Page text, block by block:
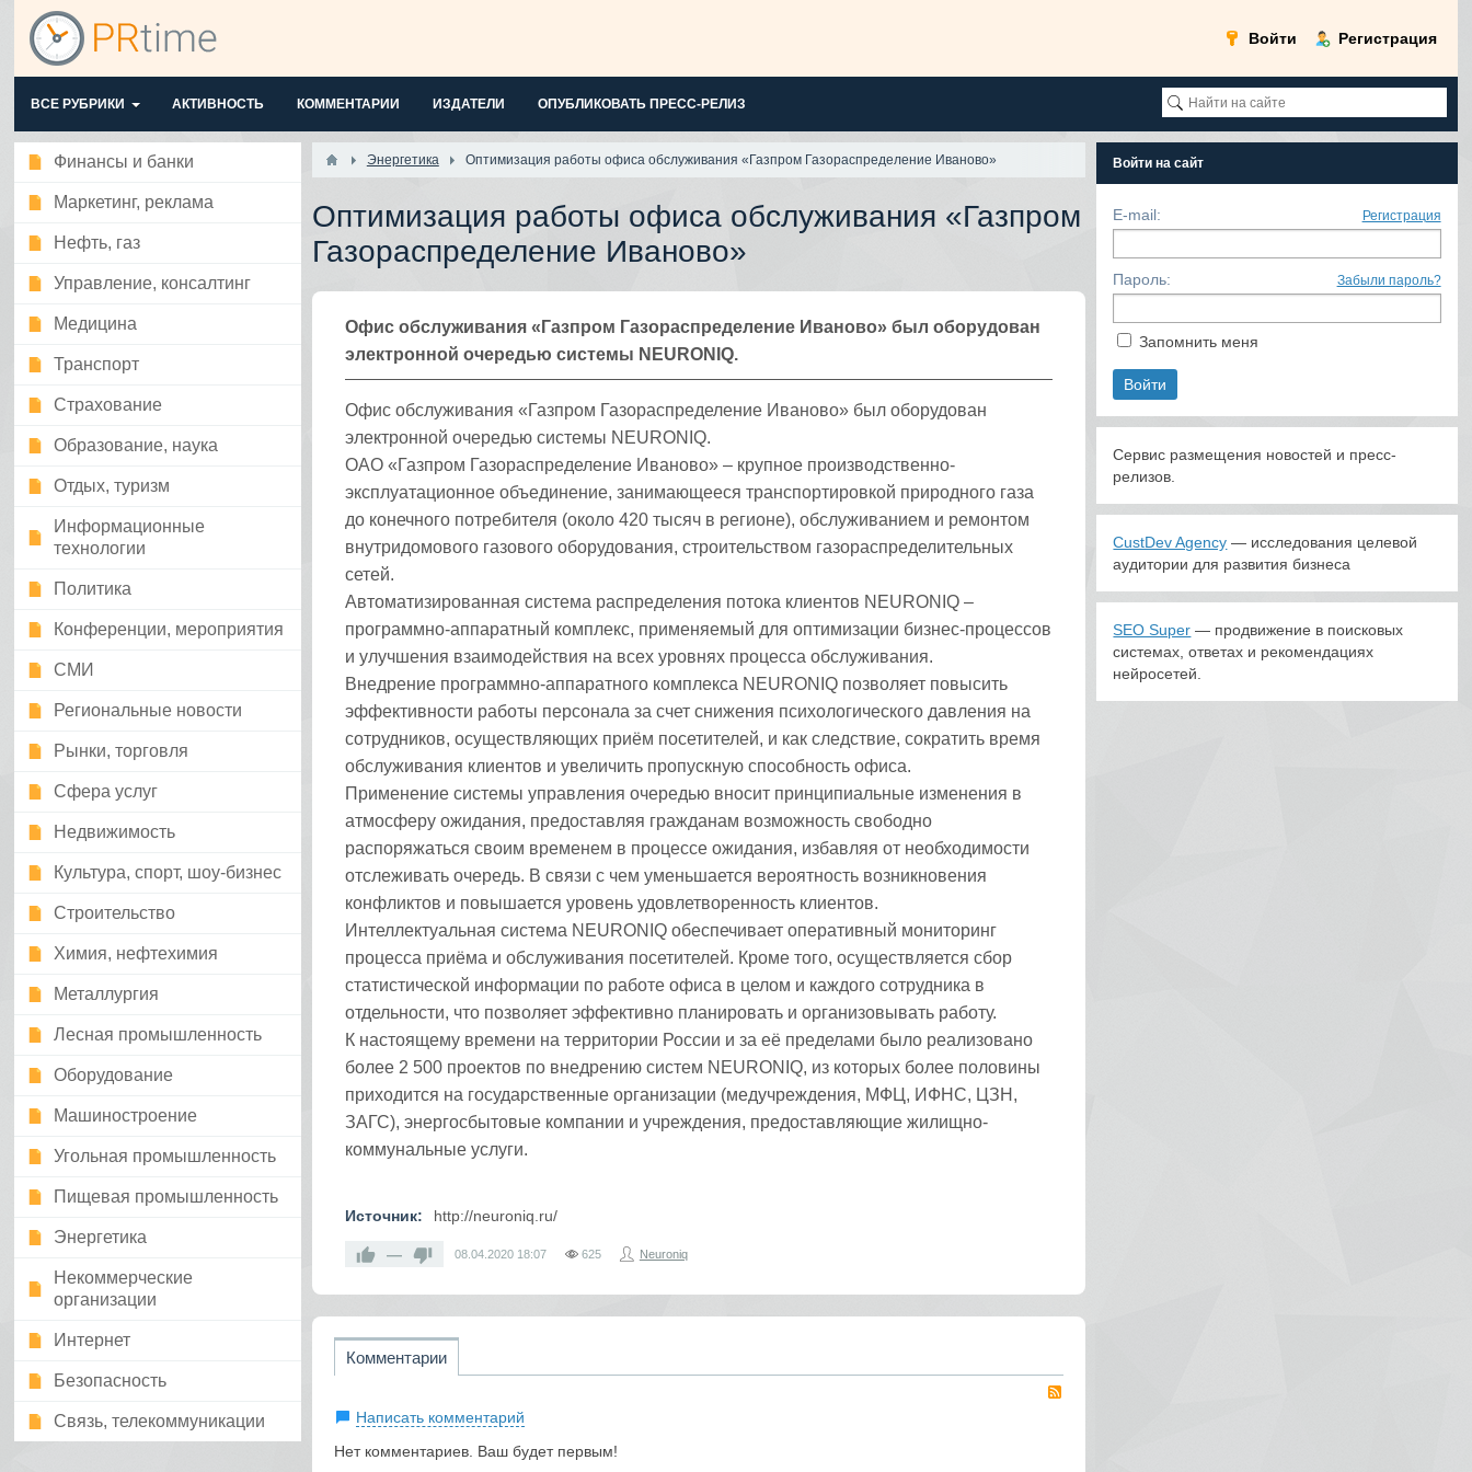
Войти Регистрация
ВСЕ РУБРИКИ АКТИВНОСТЬ КОММЕНТАРИИ ИЗДАТЕЛИ ОПУБЛИКОВАТЬ ПРЕСС-РЕЛИЗ
Финансы и банки
Маркетинг, реклама
Нефть, газ
Управление, консалтинг
Медицина
Транспорт
Страхование
Образование, наука
Отдых, туризм
Информационные
технологии
Политика
Конференции, мероприятия
СМИ
Региональные новости
Рынки, торговля
Сфера услуг
Недвижимость
Культура, спорт, шоу-бизнес
Строительство
Химия, нефтехимия
Металлургия
Лесная промышленность
Оборудование
Машиностроение
Угольная промышленность
Пищевая промышленность
Энергетика
Некоммерческие
организации
Интернет
Безопасность
Связь, телекоммуникации
Энергетика Оптимизация работы офиса обслуживания «Газпром Газораспределение Иваново»
Оптимизация работы офиса обслуживания «Газпром
Газораспределение Иваново»
Офис обслуживания «Газпром Газораспределение Иваново» был оборудован
электронной очередью системы NEURONIQ.
Офис обслуживания «Газпром Газораспределение Иваново» был оборудован
электронной очередью системы NEURONIQ.
ОАО «Газпром Газораспределение Иваново» – крупное производственно-
эксплуатационное объединение, занимающееся транспортировкой природного газа
до конечного потребителя (около 420 тысяч в регионе), обслуживанием и ремонтом
внутридомового газового оборудования, строительством газораспределительных
сетей.
Автоматизированная система распределения потока клиентов NEURONIQ –
программно-аппаратный комплекс, применяемый для оптимизации бизнес-процессов
и улучшения взаимодействия на всех уровнях процесса обслуживания.
Внедрение программно-аппаратного комплекса NEURONIQ позволяет повысить
эффективности работы персонала за счет снижения психологического давления на
сотрудников, осуществляющих приём посетителей, и как следствие, сократить время
обслуживания клиентов и увеличить пропускную способность офиса.
Применение системы управления очередью вносит принципиальные изменения в
атмосферу ожидания, предоставляя гражданам возможность свободно
распоряжаться своим временем в процессе ожидания, избавляя от необходимости
отслеживать очередь. В связи с чем уменьшается вероятность возникновения
конфликтов и повышается уровень удовлетворенность клиентов.
Интеллектуальная система NEURONIQ обеспечивает оперативный мониторинг
процесса приёма и обслуживания посетителей. Кроме того, осуществляется сбор
статистической информации по работе офиса в целом и каждого сотрудника в
отдельности, что позволяет эффективно планировать и организовывать работу.
К настоящему времени на территории России и за её пределами было реализовано
более 2 500 проектов по внедрению систем NEURONIQ, из которых более половины
приходится на государственные организации (медучреждения, МФЦ, ИФНС, ЦЗН,
ЗАГС), энергосбытовые компании и учреждения, предоставляющие жилищно-
коммунальные услуги.
Источник: http://neuroniq.ru/
— 08.04.2020 18:07 625 Neuroniq
Комментарии
Написать комментарий
Нет комментариев. Ваш будет первым!
Войти на сайт
E-mail: Регистрация
Пароль: Забыли пароль?
Запомнить меня
Сервис размещения новостей и пресс-
релизов.
CustDev Agency — исследования целевой
аудитории для развития бизнеса
SEO Super — продвижение в поисковых
системах, ответах и рекомендациях
нейросетей.